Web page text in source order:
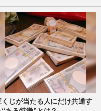
くじが当たる人にだけ共通す